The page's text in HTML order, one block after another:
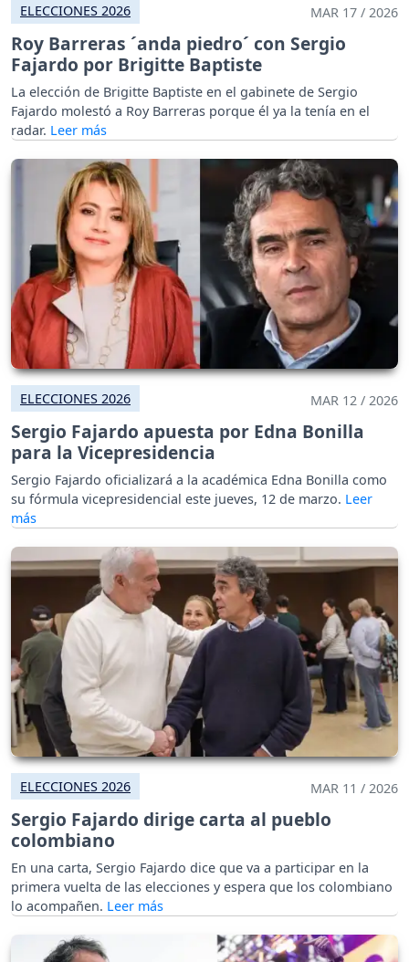
ELECCIONES 2026 MAR 17 / 2026
Roy Barreras ´anda piedro´ con Sergio
Fajardo por Brigitte Baptiste
La elección de Brigitte Baptiste en el gabinete de Sergio
Fajardo molestó a Roy Barreras porque él ya la tenía en el
radar.
ELECCIONES 2026 MAR 12 / 2026
Sergio Fajardo apuesta por Edna Bonilla
para la Vicepresidencia
Sergio Fajardo oficializará a la académica Edna Bonilla como
su fórmula vicepresidencial este jueves, 12 de marzo.
ELECCIONES 2026 MAR 11 / 2026
Sergio Fajardo dirige carta al pueblo
colombiano
En una carta, Sergio Fajardo dice que va a participar en la
primera vuelta de las elecciones y espera que los colombiano
lo acompañen.